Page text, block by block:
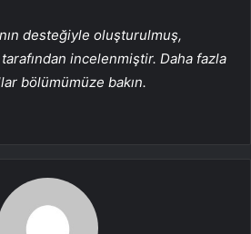
desteğiyle oluşturulmuş,
incelenmiştir. Daha fazla
bölümümüze bakın.